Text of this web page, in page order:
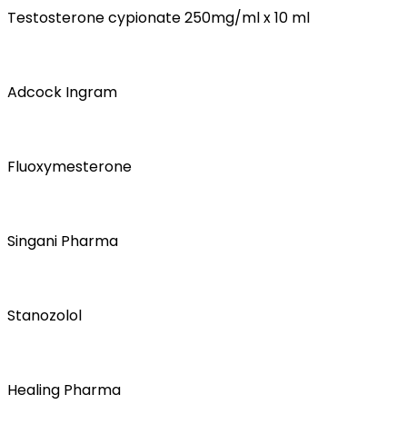
Testosterone cypionate 250mg/ml x 10 ml
Adcock Ingram
Fluoxymesterone
Singani Pharma
Stanozolol
Healing Pharma